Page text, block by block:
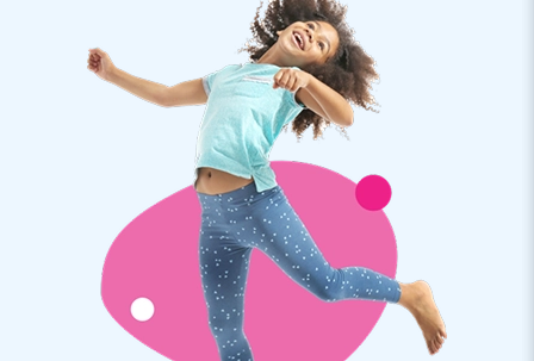
Insuflaveis é uma excelente ideia. Este castelo insuflavel
profissional é compacto e por isso, cabe em qualquer sitio.
Além disso, este Bouncy Box insuflavel monta-se num abrir
e fechar de olhos. Ideal para convívios e festas infantis.
Compre um castelo insuflavel Bouncy Box com escorrega e
os seus filhos ficarão radiantes. Ficarão totalmente
cativados pelos divertidos e coloridos temas destes
castelos insuflaveis. Qual o tema que mais gosta ?
Procura um castelo insuflavel com obstáculo
temático e escorrega? Comprar un Bouncy Box!
Comprar um castelo insuflavel profissional com obstáculo